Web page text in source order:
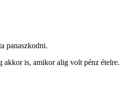
panaszkodni.
akkor is, amikor alig volt pénz ételre.